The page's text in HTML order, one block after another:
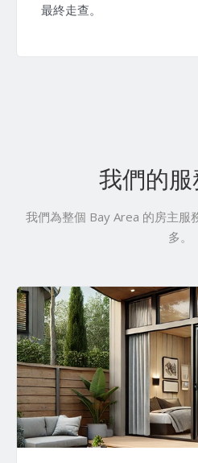
最終走查。
我們的
我們為整個 Bay Area 的房主服
多。